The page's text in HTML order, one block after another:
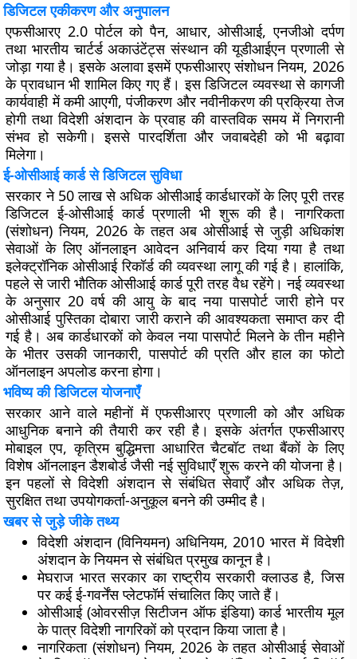
डिजिटल एकीकरण और अनुपालन
एफसीआरए 2.0 पोर्टल को पैन, आधार, ओसीआई, एनजीओ दर्पण
तथा भारतीय चार्टर्ड अकाउंटेंट्स संस्थान कीयूडीआईएनप्रणाली से
जोड़ा गया है। इसके अलावा इसमेंएफसीआरए संशोधन नियम, 2026
के प्रावधान भी शामिल किए गए हैं। इस डिजिटल व्यवस्था से कागजी
कार्यवाही में कमी आएगी, पंजीकरण और नवीनीकरण की प्रक्रिया तेज
होगी तथा विदेशी अंशदान के प्रवाह की वास्तविक समय में निगरानी
संभव हो सकेगी। इससे पारदर्शिता और जवाबदेही को भी बढ़ावा
मिलेगा।
ई-ओसीआई कार्ड से डिजिटल सुविधा
सरकार ने 50 लाख से अधिक ओसीआई कार्डधारकों के लिए पूरी तरह
डिजिटलई-ओसीआई कार्डप्रणाली भी शुरू की है।नागरिकता
(संशोधन) नियम, 2026 के तहत अब ओसीआई से जुड़ी अधिकांश
सेवाओं के लिए ऑनलाइन आवेदन अनिवार्य कर दिया गया है तथा
इलेक्ट्रॉनिक ओसीआई रिकॉर्ड की व्यवस्था लागू की गई है। हालांकि,
पहले से जारी भौतिक ओसीआई कार्ड पूरी तरह वैध रहेंगे। नई व्यवस्था
के अनुसार 20 वर्ष की आयु के बाद नया पासपोर्ट जारी होने पर
ओसीआई पुस्तिका दोबारा जारी कराने की आवश्यकता समाप्त कर दी
गई है। अब कार्डधारकों को केवल नया पासपोर्ट मिलने के तीन महीने
के भीतर उसकी जानकारी, पासपोर्ट की प्रति और हाल का फोटो
ऑनलाइन अपलोड करना होगा।
भविष्य की डिजिटल योजनाएँ
सरकार आने वाले महीनों में एफसीआरए प्रणाली को और अधिक
आधुनिक बनाने की तैयारी कर रही है। इसके अंतर्गत एफसीआरए
मोबाइल एप, कृत्रिम बुद्धिमत्ता आधारित चैटबॉट तथा बैंकों के लिए
विशेष ऑनलाइन डैशबोर्ड जैसी नई सुविधाएँ शुरू करने की योजना है।
इन पहलों से विदेशी अंशदान से संबंधित सेवाएँ और अधिक तेज़,
सुरक्षित तथा उपयोगकर्ता-अनुकूल बनने की उम्मीद है।
खबर से जुड़े जीके तथ्य
विदेशी अंशदान (विनियमन) अधिनियम, 2010 भारत में विदेशी
अंशदान के नियमन से संबंधित प्रमुख कानून है।
मेघराज भारत सरकार का राष्ट्रीय सरकारी क्लाउड है, जिस
पर कई ई-गवर्नेंस प्लेटफॉर्म संचालित किए जाते हैं।
ओसीआई (ओवरसीज़ सिटीजन ऑफ इंडिया)कार्ड भारतीय मूल
के पात्र विदेशी नागरिकों को प्रदान किया जाता है।
नागरिकता (संशोधन) नियम, 2026 के तहत ओसीआई सेवाओं